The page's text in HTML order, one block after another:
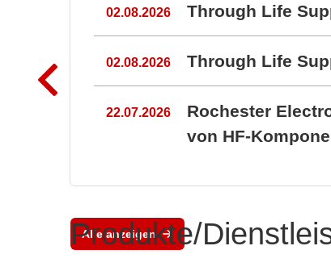
02.08.2026 Through Life
02.08.2026 Through Life
22.07.2026 Rochester
von HF-
Alle anzeigen
Produkte/